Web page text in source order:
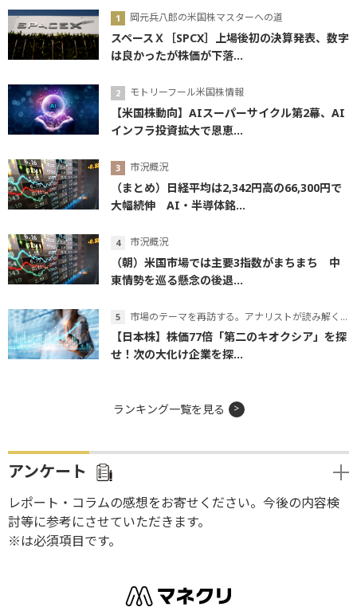
岡元兵八郎の米国株マスターへの道
スペースＸ［SPCX］上場後初の決算発表、数字
は良かったが株価が下落...
モトリーフール米国株情報
【米国株動向】AIスーパーサイクル第2幕、AI
インフラ投資拡大で恩恵...
市況概況
（まとめ）日経平均は2,342円高の66,300円で
大幅続伸 AI・半導体銘...
市況概況
（朝）米国市場では主要3指数がまちまち 中
東情勢を巡る懸念の後退...
市場のテーマを再訪する。アナリストが読み解くテーマの本質
【日本株】株価77倍「第二のキオクシア」を探
せ！次の大化け企業を探...
ランキング一覧を見る
アンケート
レポート・コラムの感想をお寄せください。今後の内容検
討等に参考にさせていただきます。
※は必須項目です。